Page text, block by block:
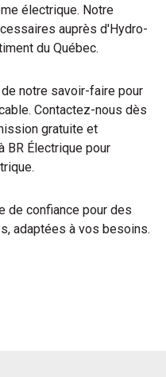
électrique. Notre
auprès d'Hydro-
du Québec.
notre savoir-faire pour
Contactez-nous dès
gratuite et
BR Électrique pour
de confiance pour des
adaptées à vos besoins.